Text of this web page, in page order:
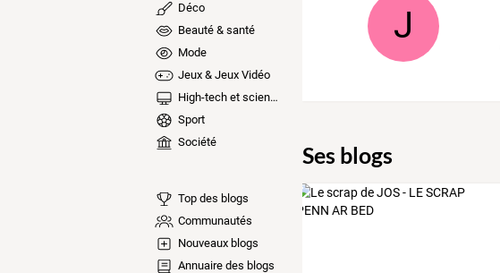
Déco
Beauté & santé
Mode
Jeux & Jeux Vidéo
High-tech et sciences
Sport
Société
Top des blogs
Communautés
Nouveaux blogs
Annuaire des blogs
J
Ses blogs